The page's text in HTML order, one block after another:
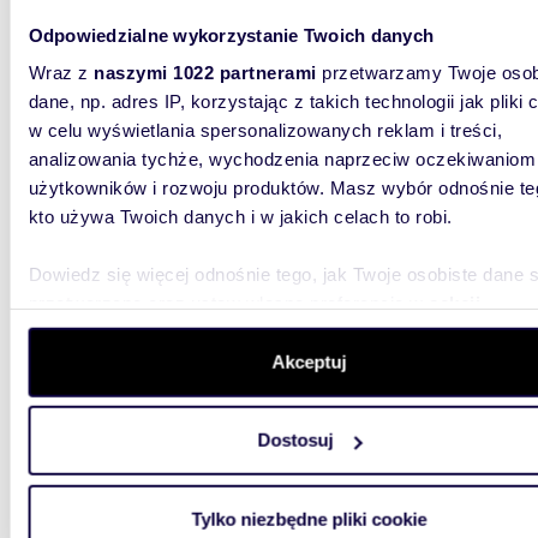
Odpowiedzialne wykorzystanie Twoich danych
Wraz z naszymi 1022 partnerami przetwarzamy Twoje
dane, np. adres IP, korzystając z takich technologii jak pliki
w celu wyświetlania spersonalizowanych reklam i treści,
analizowania tychże, wychodzenia naprzeciw oczekiwaniom
użytkowników i rozwoju produktów. Masz wybór odnośnie
kto używa Twoich danych i w jakich celach to robi.
Dowiedz się więcej odnośnie tego, jak Twoje osobiste dane
szczegółów. W Deklaracji plików cookie możesz zmienić
wycofać swoją zgodę w dowolnej chwili.
aby oferować funkcje społecznościowe i analizować ruch w
witrynie. Informacje o tym, jak korzystasz z naszej witryny,
analitycznym. Partnerzy mogą połączyć te informacje z
Akceptuj
Dostosuj
Tylko niezbędne pliki cookie
dla
9246
WYRÓŻNIONE